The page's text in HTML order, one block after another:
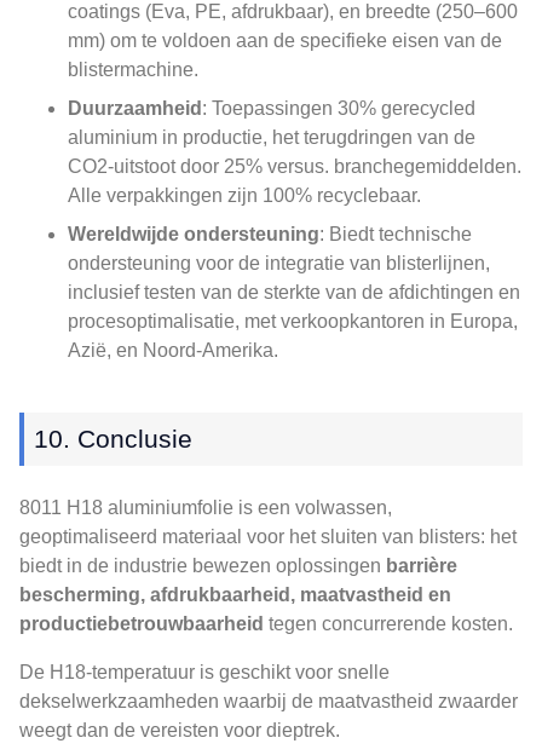
coatings (Eva, PE, afdrukbaar), en breedte (250–600
mm) om te voldoen aan de specifieke eisen van de
blistermachine.
Duurzaamheid : Toepassingen 30% gerecycled
aluminium in productie, het terugdringen van de
CO2-uitstoot door 25% versus. branchegemiddelden.
Alle verpakkingen zijn 100% recyclebaar.
Wereldwijde ondersteuning: Biedt technische
ondersteuning voor de integratie van blisterlijnen,
inclusief testen van de sterkte van de afdichtingen en
procesoptimalisatie, met verkoopkantoren in Europa,
Azië, en Noord-Amerika.
10. Conclusie
8011 H18 aluminiumfolie is een volwassen,
geoptimaliseerd materiaal voor het sluiten van blisters: het
biedt in de industrie bewezen oplossingen barrière
bescherming, afdrukbaarheid, maatvastheid en
productiebetrouwbaarheid tegen concurrerende kosten.
De H18-temperatuur is geschikt voor snelle
dekselwerkzaamheden waarbij de maatvastheid zwaarder
weegt dan de vereisten voor dieptrek.